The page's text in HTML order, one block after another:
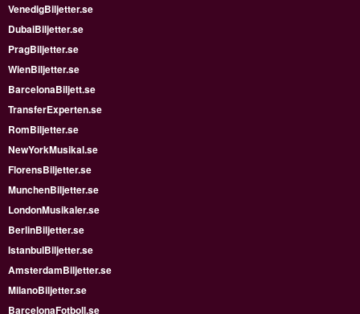
VenedigBiljetter.se
DubaiBiljetter.se
PragBiljetter.se
WienBiljetter.se
BarcelonaBiljett.se
TransferExperten.se
RomBiljetter.se
NewYorkMusikal.se
FlorensBiljetter.se
MunchenBiljetter.se
LondonMusikaler.se
BerlinBiljetter.se
IstanbulBiljetter.se
AmsterdamBiljetter.se
MilanoBiljetter.se
BarcelonaFotboll.se